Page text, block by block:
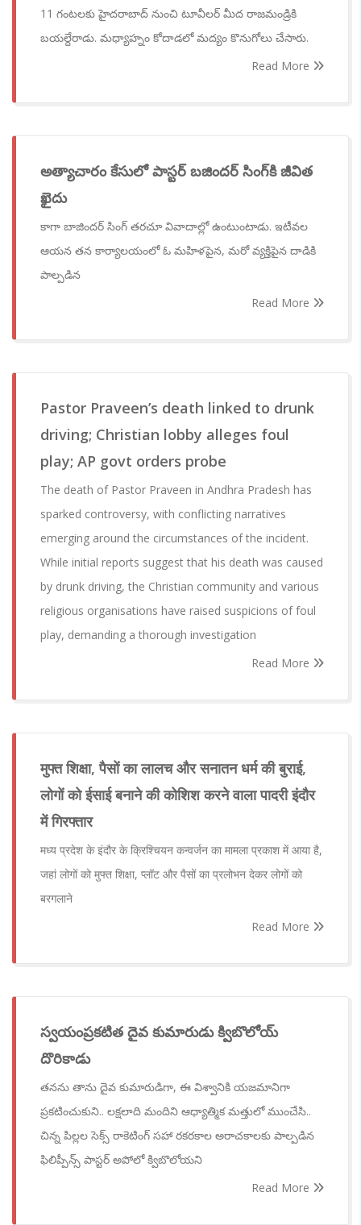
11 గంటలకు హైదరాబాద్ నుంచి టూవీలర్ మీద రాజమండ్రికి
బయల్దేరాడు. మధ్యాహ్నం కోదాడలో మద్యం కొనుగోలు చేసారు.
Read More
అత్యాచారం కేసులో పాస్టర్ బజిందర్ సింగ్‌కి జీవిత
ఖైదు
కాగా బాజిందర్‌ సింగ్‌ తరచూ వివాదాల్లో ఉంటుంటాడు. ఇటీవల
ఆయన తన కార్యాలయంలో ఓ మహిళపైన, మరో వ్యక్తిపైన దాడికి
పాల్పడిన
Read More
Pastor Praveen’s death linked to drunk
driving; Christian lobby alleges foul
play; AP govt orders probe
The death of Pastor Praveen in Andhra Pradesh has
sparked controversy, with conflicting narratives
emerging around the circumstances of the incident.
While initial reports suggest that his death was caused
by drunk driving, the Christian community and various
religious organisations have raised suspicions of foul
play, demanding a thorough investigation
Read More
मुफ्त शिक्षा, पैसों का लालच और सनातन धर्म की बुराई,
लोगों को ईसाई बनाने की कोशिश करने वाला पादरी इंदौर
में गिरफ्तार
मध्य प्रदेश के इंदौर के क्रिश्चियन कन्वर्जन का मामला प्रकाश में आया है,
जहां लोगों को मुफ्त शिक्षा, प्लॉट और पैसों का प्रलोभन देकर लोगों को
बरगलाने
Read More
స్వయంప్రకటిత దైవ కుమారుడు క్విబొలోయ్
దొరికాడు
తనను తాను దైవ కుమారుడిగా, ఈ విశ్వానికి యజమానిగా
ప్రకటించుకుని.. లక్షలాది మందిని ఆధ్యాత్మిక మత్తులో ముంచేసి..
చిన్న పిల్లల సెక్స్ రాకెటింగ్ సహా రకరకాల అరాచకాలకు పాల్పడిన
ఫిలిప్పీన్స్ పాస్టర్ అపోలో క్విబొలోయని
Read More